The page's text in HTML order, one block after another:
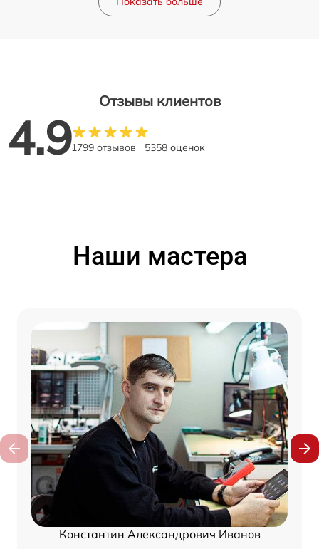
Отзывы клиентов
4.91799 отзывов 5358 оценок
Наши мастера
Константин Александрович Иванов